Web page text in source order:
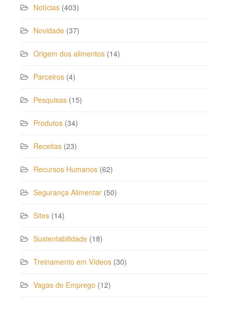
Notícias (403)
Novidade (37)
Origem dos alimentos (14)
Parceiros (4)
Pesquisas (15)
Produtos (34)
Receitas (23)
Recursos Humanos (62)
Segurança Alimentar (50)
Sites (14)
Sustentabilidade (18)
Treinamento em Vídeos (30)
Vagas de Emprego (12)